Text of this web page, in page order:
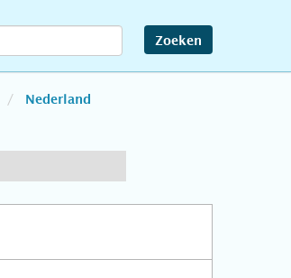
Zoeken
Nederland